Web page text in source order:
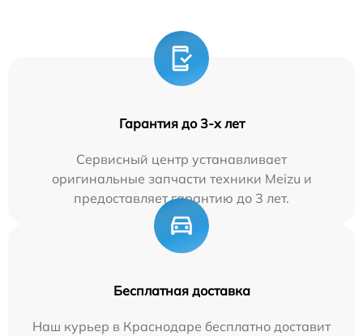
Гарантия до 3-х лет
Сервисный центр устанавливает
оригинальные запчасти техники Meizu и
предоставляет гарантию до 3 лет.
Бесплатная доставка
Наш курьер в Краснодаре бесплатно доставит